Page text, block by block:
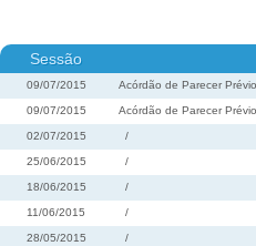
Sessão
09/07/2015 Acórdão de Parecer Prévio
09/07/2015 Acórdão de Parecer Prévio
02/07/2015 /
25/06/2015 /
18/06/2015 /
11/06/2015 /
28/05/2015 /